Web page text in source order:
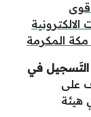
قوى
مكة المكرمة
في
على
هيئة